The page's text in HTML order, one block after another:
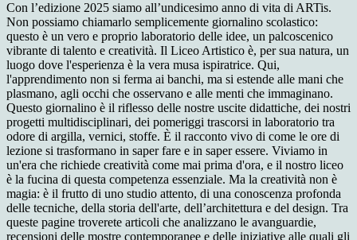
Con l’edizione 2025 siamo all’undicesimo anno di vita di ARTis.
Non possiamo chiamarlo semplicemente giornalino scolastico:
questo è un vero e proprio laboratorio delle idee, un palcoscenico
vibrante di talento e creatività. Il Liceo Artistico è, per sua natura, un
luogo dove l'esperienza è la vera musa ispiratrice. Qui,
l'apprendimento non si ferma ai banchi, ma si estende alle mani che
plasmano, agli occhi che osservano e alle menti che immaginano.
Questo giornalino è il riflesso delle nostre uscite didattiche, dei nostri
progetti multidisciplinari, dei pomeriggi trascorsi in laboratorio tra
odore di argilla, vernici, stoffe. È il racconto vivo di come le ore di
lezione si trasformano in saper fare e in saper essere. Viviamo in
un'era che richiede creatività come mai prima d'ora, e il nostro liceo
è la fucina di questa competenza essenziale. Ma la creatività non è
magia: è il frutto di uno studio attento, di una conoscenza profonda
delle tecniche, della storia dell'arte, dell’architettura e del design. Tra
queste pagine troverete articoli che analizzano le avanguardie,
recensioni delle mostre contemporanee e delle iniziative alle quali gli